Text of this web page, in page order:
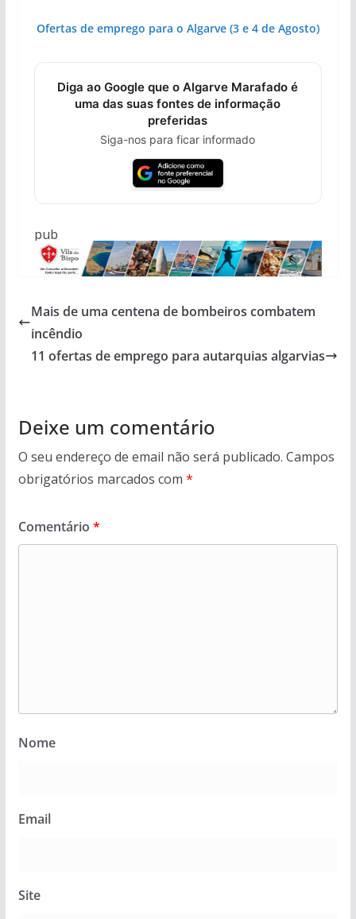
Ofertas de emprego para o Algarve (3 e 4 de Agosto)
Diga ao Google que o Algarve Marafado é
uma das suas fontes de informação
preferidas
Siga-nos para ficar informado
pub
Mais de uma centena de bombeiros combatem
incêndio
11 ofertas de emprego para autarquias algarvias
Deixe um comentário
O seu endereço de email não será publicado. Campos
obrigatórios marcados com *
Comentário *
Nome
Email
Site